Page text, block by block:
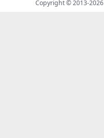
Copyright © 2013-2026